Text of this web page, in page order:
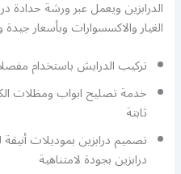
الدرابزين ويعمل عبر ورشة حدادة
الغيار والاكسسوارات وبأسعار
تركيب الدرايش باستخدام
خدمة تصليح ابواب ومظلات
ثابتة
تصميم درابزين بموديلات
درابزين بجودة لامتناهية